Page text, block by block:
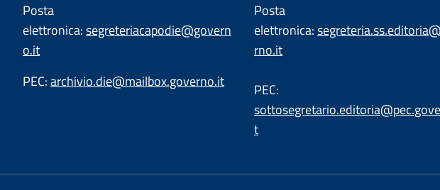
Posta
elettronica:segreteriacapodie@govern
o.it
PEC:archivio.die@mailbox.governo.it
Posta
elettronica:
rno.it
PEC:
t